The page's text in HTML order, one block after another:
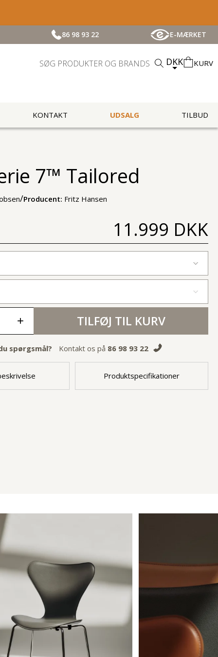
86 98 93 22 E-MÆRKET
DKK KURV
KONTAKT UDSALG TILBUD
7™ Tailored
/Producent: Fritz Hansen
11.999 DKK
+ TILFØJ TIL KURV
spørgsmål? Kontakt os på 86 98 93 22
Produktspecifikationer